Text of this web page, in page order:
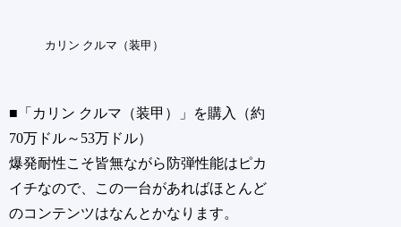
カリン クルマ（装甲）
■「カリン クルマ（装甲）」を購入（約
70万ドル～53万ドル）
爆発耐性こそ皆無ながら防弾性能はピカ
イチなので、この一台があればほとんど
のコンテンツはなんとかなります。